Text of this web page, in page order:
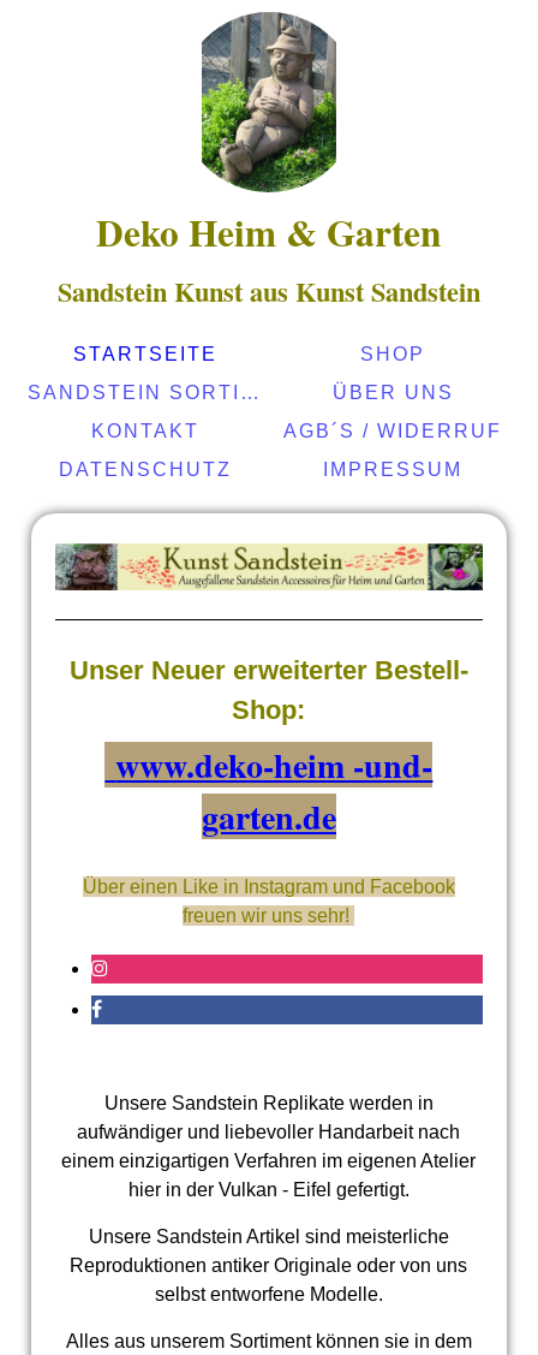
Deko Heim & Garten
Sandstein Kunst aus Kunst Sandstein
STARTSEITE
SHOP
SANDSTEIN SORTIMENT
ÜBER UNS
KONTAKT
AGB´S / WIDERRUF
DATENSCHUTZ
IMPRESSUM
Unser Neuer erweiterter Bestell-
Shop:
www.deko-heim -und-
garten.de
Über einen Like in Instagram und Facebook
freuen wir uns sehr!
Unsere Sandstein Replikate werden in
aufwändiger und liebevoller Handarbeit nach
einem einzigartigen Verfahren im eigenen Atelier
hier in der Vulkan - Eifel gefertigt.
Unsere Sandstein Artikel sind meisterliche
Reproduktionen antiker Originale oder von uns
selbst entworfene Modelle.
Alles aus unserem Sortiment können sie in dem